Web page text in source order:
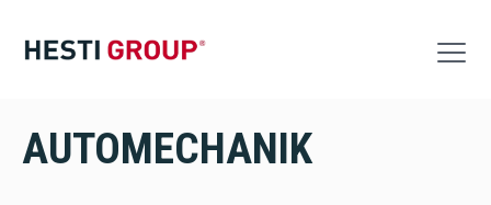
Výroba
AUTOMECHANIK